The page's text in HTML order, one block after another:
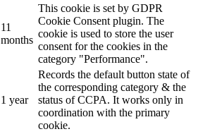
11
months
This cookie is set by GDPR
Cookie Consent plugin. The
cookie is used to store the user
consent for the cookies in the
category "Performance".
1 year
Records the default button state of
the corresponding category & the
status of CCPA. It works only in
coordination with the primary
cookie.